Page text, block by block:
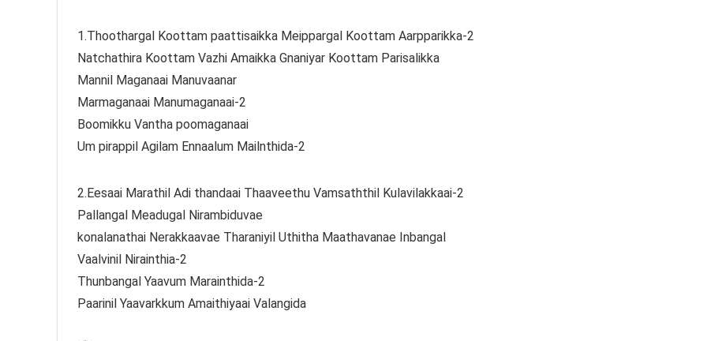
1.Thoothargal Koottam paattisaikka Meippargal Koottam Aarpparikka-2
Natchathira Koottam Vazhi Amaikka Gnaniyar Koottam Parisalikka
Mannil Maganaai Manuvaanar
Marmaganaai Manumaganaai-2
Boomikku Vantha poomaganaai
Um pirappil Agilam Ennaalum Mailnthida-2
2.Eesaai Marathil Adi thandaai Thaaveethu Vamsaththil Kulavilakkaai-2
Pallangal Meadugal Nirambiduvae
konalanathai Nerakkaavae Tharaniyil Uthitha Maathavanae Inbangal
Vaalvinil Nirainthia-2
Thunbangal Yaavum Marainthida-2
Paarinil Yaavarkkum Amaithiyaai Valangida